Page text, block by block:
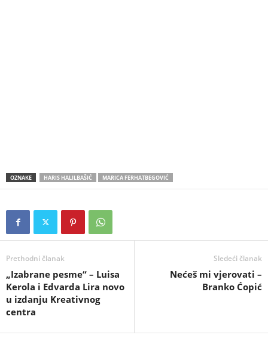
OZNAKE HARIS HALILBAŠIĆ MARICA FERHATBEGOVIĆ
Prethodni članak
„Izabrane pesme“ – Luisa
Kerola i Edvarda Lira novo
u izdanju Kreativnog
centra
Sledeći članak
Nećeš mi vjerovati –
Branko Ćopić